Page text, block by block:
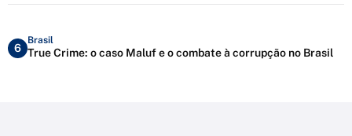
6
Brasil
True Crime: o caso Maluf e o combate à corrupção no Brasil